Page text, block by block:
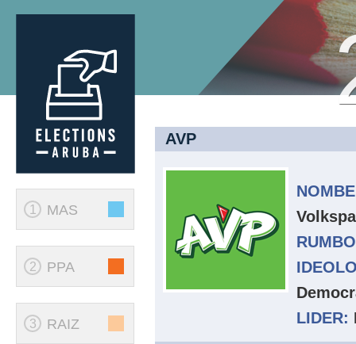
1 MAS
2 PPA
3 RAIZ
AVP
LIDER: